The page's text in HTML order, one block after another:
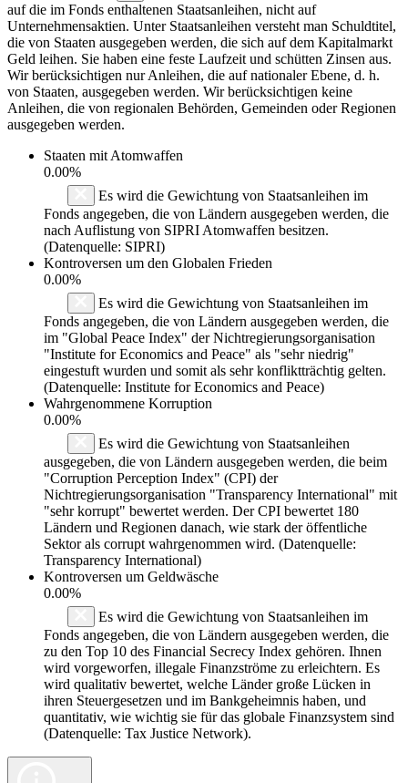
auf die im Fonds enthaltenen Staatsanleihen, nicht auf
Unternehmensaktien. Unter Staatsanleihen versteht man Schuldtitel,
die von Staaten ausgegeben werden, die sich auf dem Kapitalmarkt
Geld leihen. Sie haben eine feste Laufzeit und schütten Zinsen aus.
Wir berücksichtigen nur Anleihen, die auf nationaler Ebene, d. h.
von Staaten, ausgegeben werden. Wir berücksichtigen keine
Anleihen, die von regionalen Behörden, Gemeinden oder Regionen
ausgegeben werden.
Staaten mit Atomwaffen
0.00%
Es wird die Gewichtung von Staatsanleihen im
Fonds angegeben, die von Ländern ausgegeben werden, die
nach Auflistung von SIPRI Atomwaffen besitzen.
(Datenquelle: SIPRI)
Kontroversen um den Globalen Frieden
0.00%
Es wird die Gewichtung von Staatsanleihen im
Fonds angegeben, die von Ländern ausgegeben werden, die
im "Global Peace Index" der Nichtregierungsorganisation
"Institute for Economics and Peace" als "sehr niedrig"
eingestuft wurden und somit als sehr konfliktträchtig gelten.
(Datenquelle: Institute for Economics and Peace)
Wahrgenommene Korruption
0.00%
Es wird die Gewichtung von Staatsanleihen
ausgegeben, die von Ländern ausgegeben werden, die beim
"Corruption Perception Index" (CPI) der
Nichtregierungsorganisation "Transparency International" mit
"sehr korrupt" bewertet werden. Der CPI bewertet 180
Ländern und Regionen danach, wie stark der öffentliche
Sektor als corrupt wahrgenommen wird. (Datenquelle:
Transparency International)
Kontroversen um Geldwäsche
0.00%
Es wird die Gewichtung von Staatsanleihen im
Fonds angegeben, die von Ländern ausgegeben werden, die
zu den Top 10 des Financial Secrecy Index gehören. Ihnen
wird vorgeworfen, illegale Finanzströme zu erleichtern. Es
wird qualitativ bewertet, welche Länder große Lücken in
ihren Steuergesetzen und im Bankgeheimnis haben, und
quantitativ, wie wichtig sie für das globale Finanzsystem sind
(Datenquelle: Tax Justice Network).